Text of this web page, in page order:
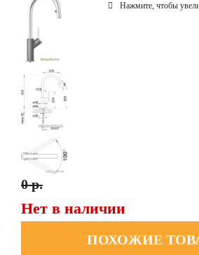
Нажмите, чтобы
0 р.
Нет в наличии
ПОХОЖИЕ